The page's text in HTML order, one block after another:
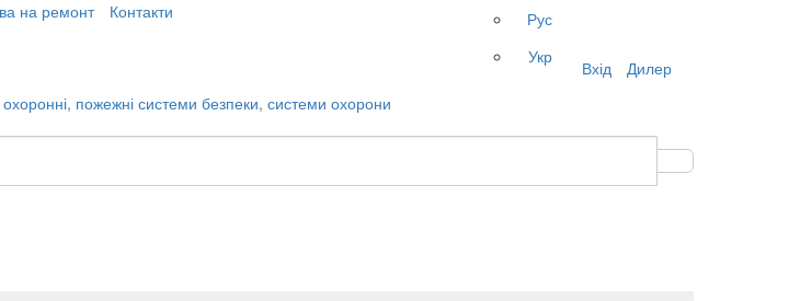
на ремонт Контакти
Рус
Укр
Вхід Дилер